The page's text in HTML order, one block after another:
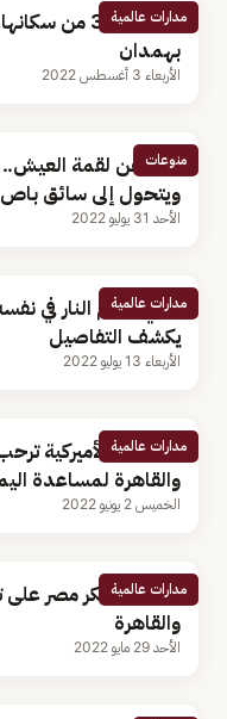
مدارات عالمية
خطفت 30 من
بهمدان
الأربعاء 3 أغسطس 2022
منوعات
بحثا عن لقمة العيش..
ويتحول إلى سائق باص
الأحد 31 يوليو 2022
مدارات عالمية
يمني يضرم النار في
يكشف التفاصيل
الأربعاء 13 يوليو 2022
مدارات عالمية
الخارجية الأميركية
والقاهرة لمساعدة
الخميس 2 يونيو 2022
مدارات عالمية
بلينكن يشكر مصر
والقاهرة
الأحد 29 مايو 2022